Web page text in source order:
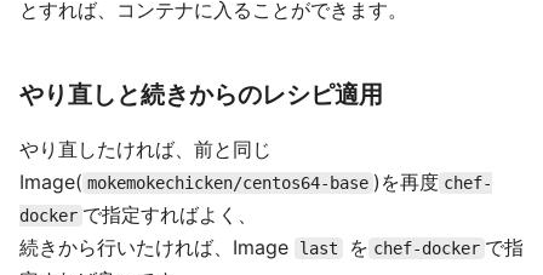
とすれば、コンテナに入ることができます。
やり直しと続きからのレシピ適用
やり直したければ、前と同じ
Image( mokemokechicken/centos64-base )を再度 chef-
docker で指定すればよく、
続きから行いたければ、Image
last を chef-docker で指